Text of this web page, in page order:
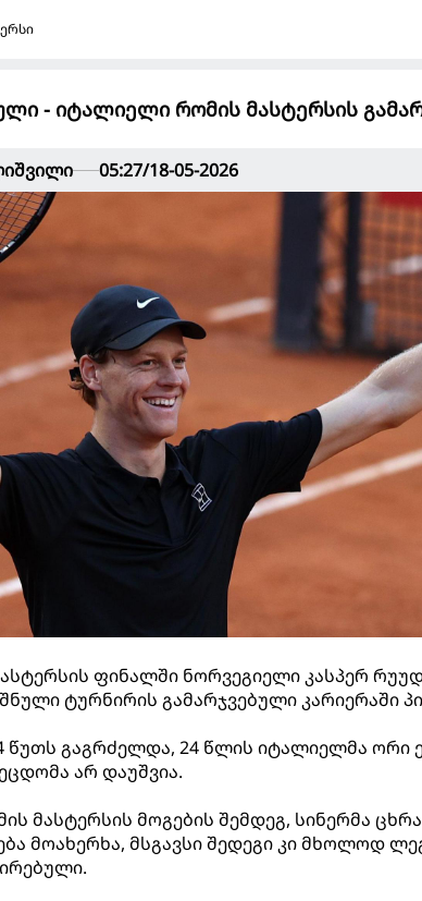
- იტალიელი რომის მასტერსის
05:27/18-05-2026
ფინალში ნორვეგიელი კასპერ
ტურნირის გამარჯვებული კარიერაში
წუთს გაგრძელდა, 24 წლის იტალიელმა ორი
არ დაუშვია.
მასტერსის მოგების შემდეგ, სინერმა
მოახერხა, მსგავსი შედეგი კი მხოლოდ